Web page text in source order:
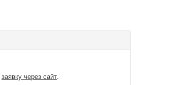
заявку через сайт.